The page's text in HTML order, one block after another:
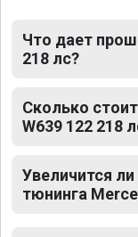
Что дает
218 лс?
Сколько
W639 122 218
Увеличится
тюнинга